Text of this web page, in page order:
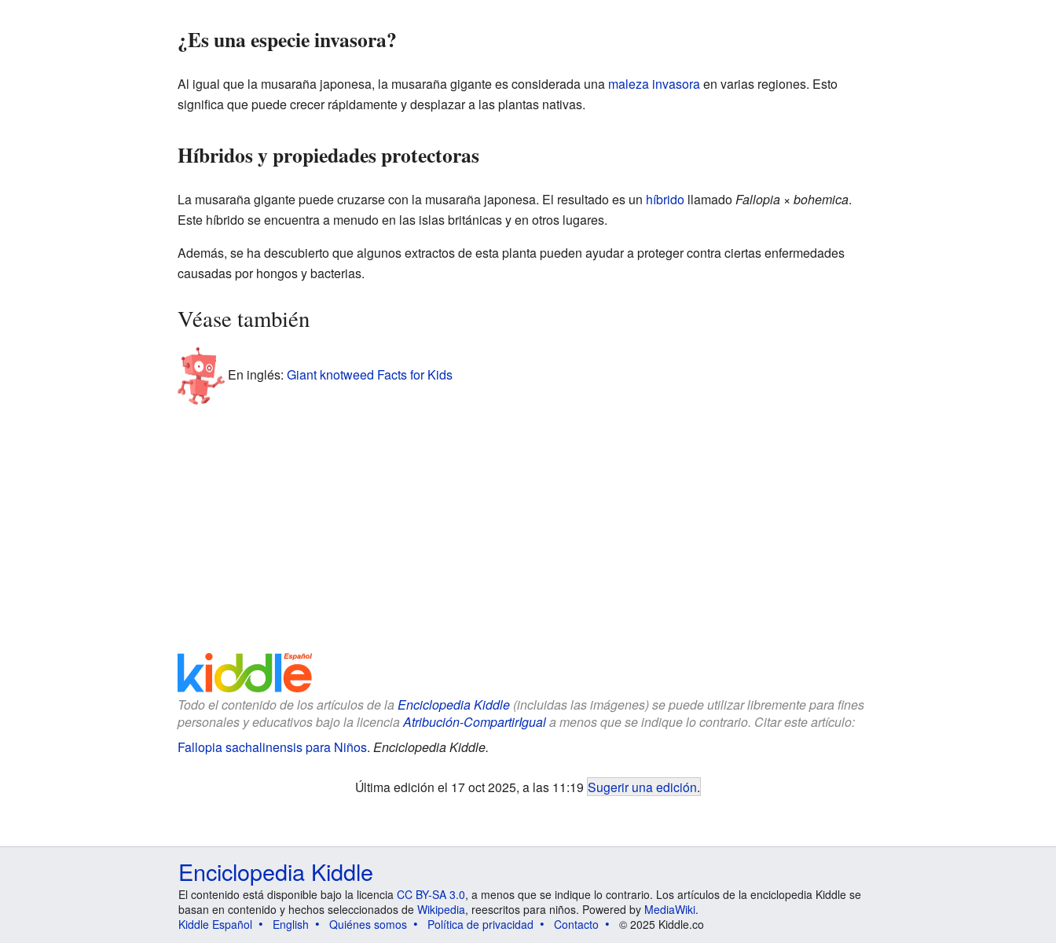
¿Es una especie invasora?
Al igual que la musaraña japonesa, la musaraña gigante es considerada una maleza invasoraen varias regiones. Esto
significa que puede crecer rápidamente y desplazar a las plantas nativas.
Híbridos y propiedades protectoras
La musaraña gigante puede cruzarse con la musaraña japonesa. El resultado es un híbridollamadoFallopia × bohemica.
Este híbrido se encuentra a menudo en las islas británicas y en otros lugares.
Además, se ha descubierto que algunos extractos de esta planta pueden ayudar a proteger contra ciertas enfermedades
causadas por hongos y bacterias.
Véase también
En inglés: Giant knotweed Facts for Kids
Todo el contenido de los artículos de la Enciclopedia Kiddle(incluidas las imágenes) se puede utilizar libremente para fines
personales y educativos bajo la licenciaAtribución-CompartirIguala menos que se indique lo contrario. Citar este artículo:
Fallopia sachalinensis para Niños. Enciclopedia Kiddle.
Última edición el 17 oct 2025, a las 11:19 Sugerir una edición.
Enciclopedia Kiddle
El contenido está disponible bajo la licencia CC BY-SA 3.0, a menos que se indique lo contrario. Los artículos de la enciclopedia Kiddle se
basan en contenido y hechos seleccionados de Wikipedia, reescritos para niños. Powered by MediaWiki.
Kiddle Español
English Quiénes somos Política de privacidad Contacto © 2025 Kiddle.co